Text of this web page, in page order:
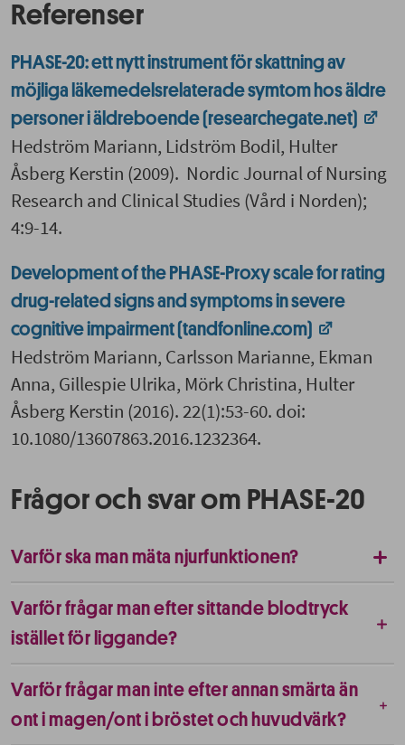
Referenser
PHASE-20: ett nytt instrument för skattning av
möjliga läkemedelsrelaterade symtom hos äldre
personer i äldreboende (researchegate.net)
Hedström Mariann, Lidström Bodil, Hulter
Åsberg Kerstin (2009). Nordic Journal of Nursing
Research and Clinical Studies (Vård i Norden);
4:9-14.
Development of the PHASE-Proxy scale for rating
drug-related signs and symptoms in severe
cognitive impairment (tandfonline.com)
Hedström Mariann, Carlsson Marianne, Ekman
Anna, Gillespie Ulrika, Mörk Christina, Hulter
Åsberg Kerstin (2016). 22(1):53-60. doi:
10.1080/13607863.2016.1232364.
Frågor och svar om PHASE-20
Varför ska man mäta njurfunktionen?
Varför frågar man efter sittande blodtryck
istället för liggande?
Varför frågar man inte efter annan smärta än
ont i magen/ont i bröstet och huvudvärk?